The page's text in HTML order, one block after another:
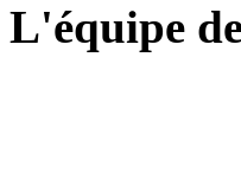
L'équipe